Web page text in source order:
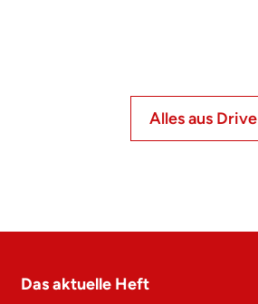
Alles aus Drive
Das aktuelle Heft